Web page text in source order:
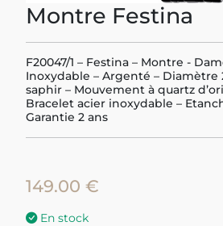
Montre Festina
F20047/1 – Festina – Montre -
Inoxydable – Argenté – Diamètre
saphir – Mouvement à quartz
Bracelet acier inoxydable –
Garantie 2 ans
149.00 €
En stock